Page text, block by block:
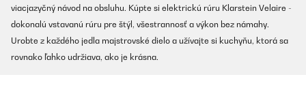
viacjazyčný návod na obsluhu. Kúpte si elektrickú rúru Klarstein Velaire -
dokonalú vstavanú rúru pre štýl, všestrannosť a výkon bez námahy.
Urobte z každého jedla majstrovské dielo a užívajte si kuchyňu, ktorá sa
rovnako ľahko udržiava, ako je krásna.